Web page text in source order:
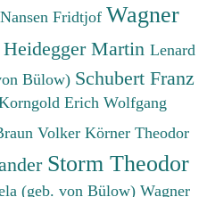
Nansen Fridtjof Wagner
Heidegger Martin Lenard
Bülow) Schubert Franz
Erich Wolfgang
Volker Körner Theodor
Storm Theodor
(geb. von Bülow) Wagner